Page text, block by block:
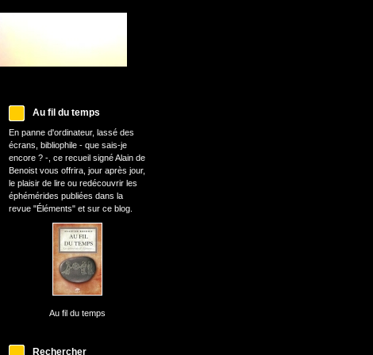
Au fil du temps
En panne d'ordinateur, lassé des
écrans, bibliophile - que sais-je
encore ? -, ce recueil signé Alain de
Benoist vous offrira, jour après jour,
le plaisir de lire ou redécouvrir les
éphémérides publiées dans la
revue "Éléments" et sur ce blog.
Au fil du temps
Rechercher